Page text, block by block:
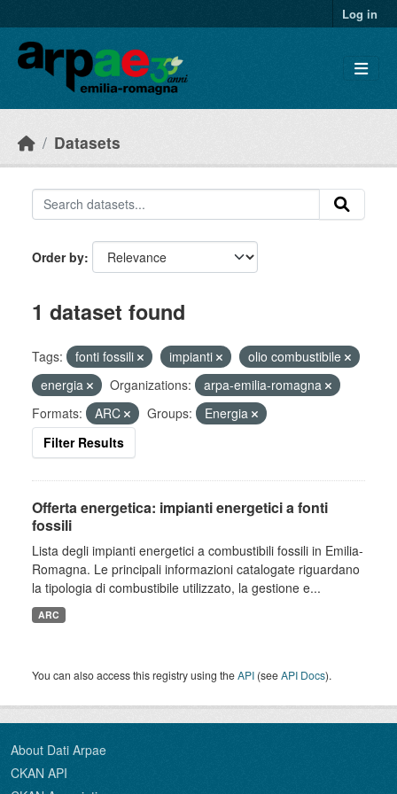
Log in
Datasets
Order by
1 dataset found
Tags: fonti fossili impianti
olio combustibile
energia
Organizations:
arpa-emilia-romagna
Formats:
ARC Groups:
Energia
Filter Results
Offerta energetica: impianti energetici a fonti
fossili
Lista degli impianti energetici a combustibili fossili in Emilia-
Romagna. Le principali informazioni catalogate riguardano
la tipologia di combustibile utilizzato, la gestione e...
ARC
You can also access this registry using theAPI (seeAPI Docs).
About Dati Arpae
CKAN API